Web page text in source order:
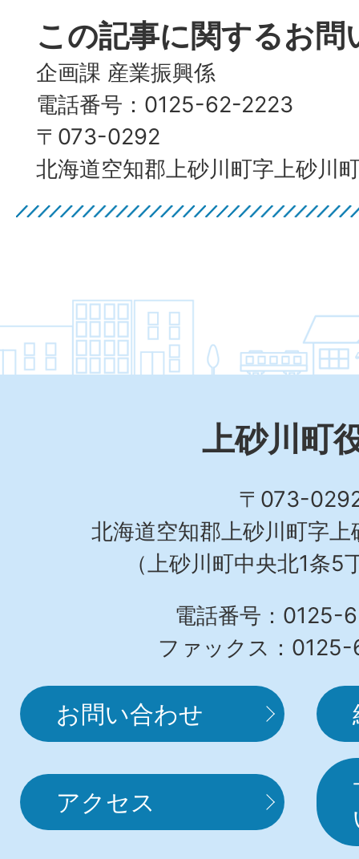
この記事に関するお問
企画課 産業振興係
電話番号：0125-62-2223
〒073-0292
北海道空知郡上砂川町字上砂川
上砂川町
〒073-
北海道空知郡上砂川町字
（上砂川町中央北1条5
電話番号：0125-
ファックス：
お問い合わせ
アクセス